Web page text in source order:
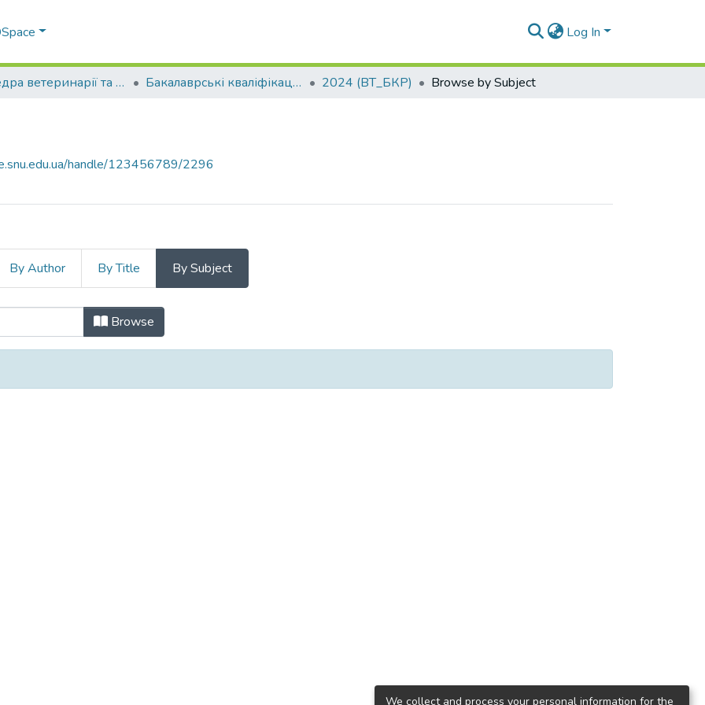
Log In
Кафедра ветеринарії та тваринництва (ВТ) Бакалаврські кваліфікаційні роботи 2024 (ВТ_БКР) Browse by Subject
handle/123456789/2296
By Author By Title By Subject
Subject Browse
We collect and process your personal information for the